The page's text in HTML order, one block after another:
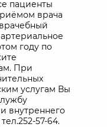
пациенты
врача
году по
При
услугам Вы
внутреннего
тел.252-57-64.